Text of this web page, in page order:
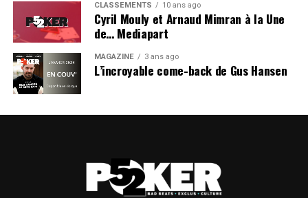
CLASSEMENTS 10 ans ago
Cyril Mouly et Arnaud Mimran à la Une
de… Mediapart
MAGAZINE 3 ans ago
L’incroyable come-back de Gus Hansen